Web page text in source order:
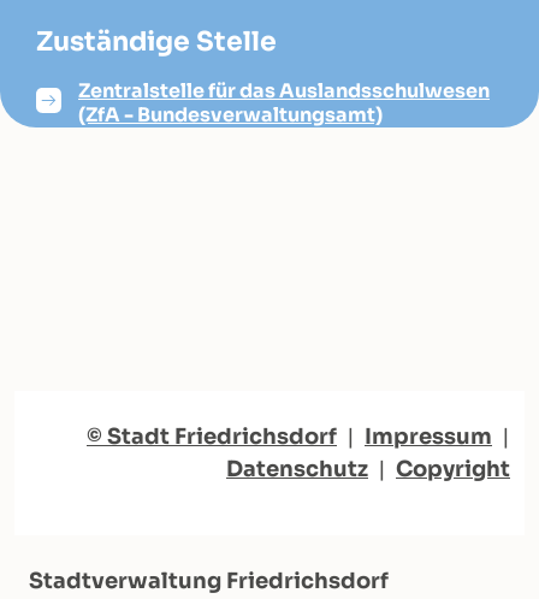
Zuständige Stelle
Zentralstelle für das Auslandsschulwesen
(ZfA - Bundesverwaltungsamt)
© Stadt Friedrichsdorf | Impressum |
Datenschutz | Copyright
Stadtverwaltung Friedrichsdorf